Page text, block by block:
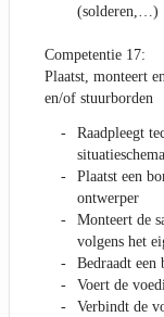
(solderen,…)
Competentie 17:
Plaatst, monteert
en/of stuurborden
Raadpleegt
Plaatst een
ontwerper
Monteert de
volgens het
Bedraadt een
Voert de
Verbindt de